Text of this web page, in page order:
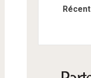
Récent